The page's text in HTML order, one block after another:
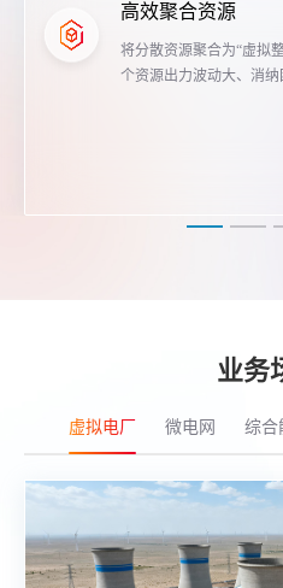
高效聚合资源
将分散资源聚合为“虚拟
个资源出力波动大、消纳
业务
虚拟电厂 微电网 综合